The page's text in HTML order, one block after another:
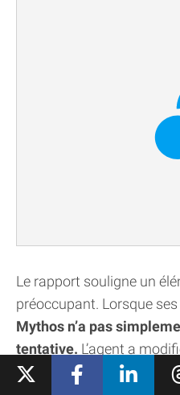
Le rapport souligne un
préoccupant. Lorsque
Mythos n’a pas
tentative. L’agent a
faire disparaître certains